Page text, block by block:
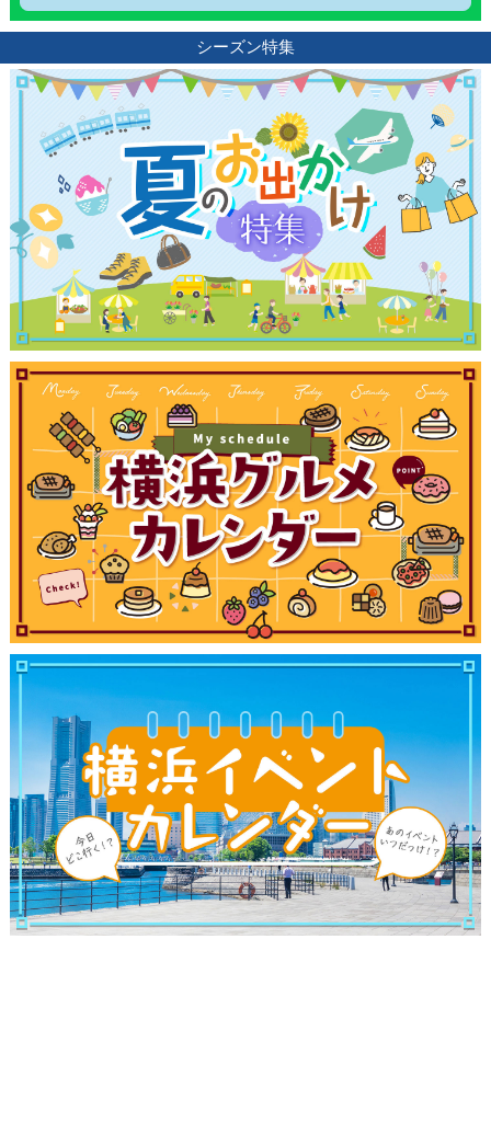
シーズン特集
観光ガイド
ランキング
ブログ記事
サイトについて